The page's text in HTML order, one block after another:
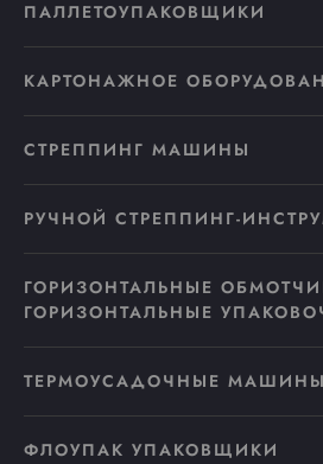
ПАЛЛЕТОУПАКОВЩИКИ
КАРТОНАЖНОЕ
СТРЕППИНГ МАШИНЫ
РУЧНОЙ СТРЕППИНГ-
ГОРИЗОНТАЛЬНЫЕ
ГОРИЗОНТАЛЬНЫЕ
ТЕРМОУСАДОЧНЫЕ МАШИНЫ
ФЛОУПАК УПАКОВЩИКИ